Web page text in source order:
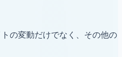
の変動だけでなく、その他の